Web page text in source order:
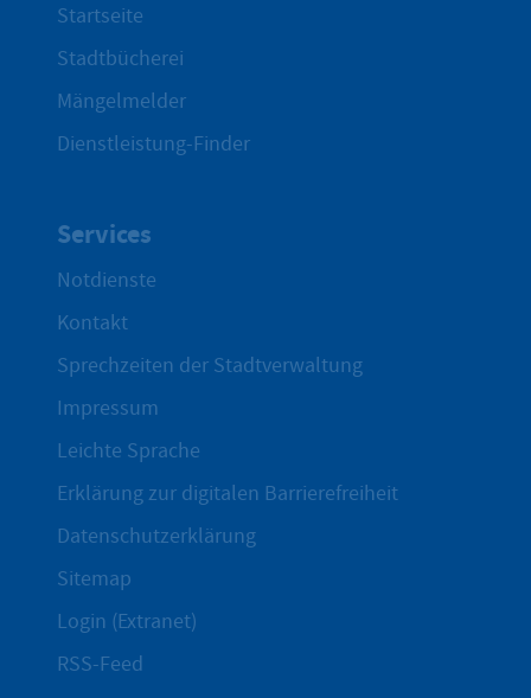
Startseite
Stadtbücherei
Mängelmelder
Dienstleistung-Finder
Services
Notdienste
Kontakt
Sprechzeiten der Stadtverwaltung
Impressum
Leichte Sprache
Erklärung zur digitalen Barrierefreiheit
Datenschutzerklärung
Sitemap
Login (Extranet)
RSS-Feed